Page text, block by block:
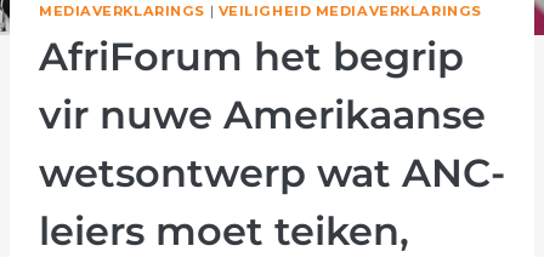
MEDIAVERKLARINGS | VEILIGHEID MEDIAVERKLARINGS
AfriForum het begrip
vir nuwe Amerikaanse
wetsontwerp wat ANC-
leiers moet teiken,